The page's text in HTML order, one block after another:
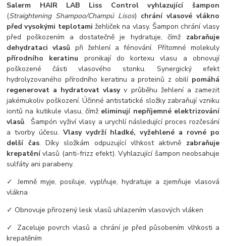
Salerm HAIR LAB Liss Control vyhlazující šampon
(Straightening Shampoo/Champú Lisos) chrání vlasové vlákno
před vysokými teplotami žehliček na vlasy. Šampon chrání vlasy
před poškozením a dostatečně je hydratuje, čímž zabraňuje
dehydrataci vlasů při žehlení a fénování. Přítomné molekuly
přírodního keratinu pronikají do kortexu vlasu a obnovují
poškozené části vlasového stonku. Synergický efekt
hydrolyzovaného přírodního keratinu a proteinů z obilí pomáhá
regenerovat a hydratovat vlasyv průběhu žehlení a zamezit
jakémukoliv poškození. Účinné antistatické složky zabraňují vzniku
iontů na kutikule vlasu, čímž eliminují nepříjemné elektrizování
vlasů. Šampón vyživí vlasy a urychlí následující proces rozčesání
a tvorby účesu. Vlasy vydrží hladké, vyžehlené a rovné po
delší čas. Díky složkám odpuzující vlhkost aktivně zabraňuje
krepatěnívlasů (anti-frizz efekt). Vyhlazující šampon neobsahuje
sulfáty ani parabeny.
✓ Jemně myje, posiluje, vyplňuje, hydratuje a zjemňuje vlasová
vlákna
✓ Obnovuje přirozený lesk vlasů uhlazením vlasových vláken
✓ Zaceluje povrch vlasů a chrání je před působením vlhkosti a
krepatěním